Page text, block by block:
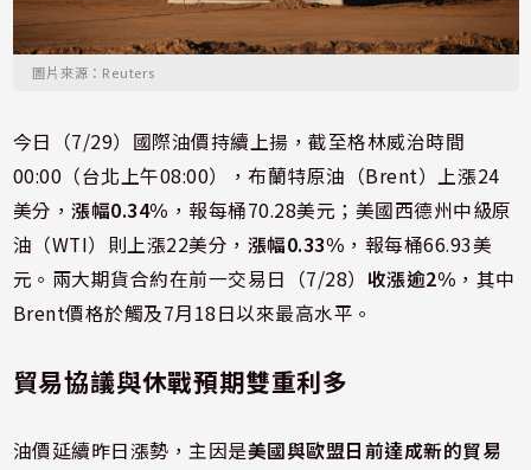
圖片來源：Reuters
今日（7/29）國際油價持續上揚，截至格林威治時間
00:00（台北上午08:00），布蘭特原油（Brent）上漲24
美分，漲幅0.34% ，報每桶70.28美元；美國西德州中級原
油（WTI）則上漲22美分， 漲幅0.33% ，報每桶66.93美
元。兩大期貨合約在前一交易日（7/28） 收漲逾2% ，其中
Brent價格於觸及7月18日以來最高水平。
貿易協議與休戰預期雙重利多
油價延續昨日漲勢，主因是美國與歐盟日前達成新的貿易